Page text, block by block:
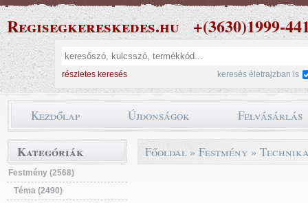
Regisegkereskedes.hu +(3630)1999-
részletes keresés keresés életrajzban is
Kezdőlap Újdonságok Felvásárlás
Kategóriák
Festmény (2568)
Téma (2490)
Főoldal » Festmény »